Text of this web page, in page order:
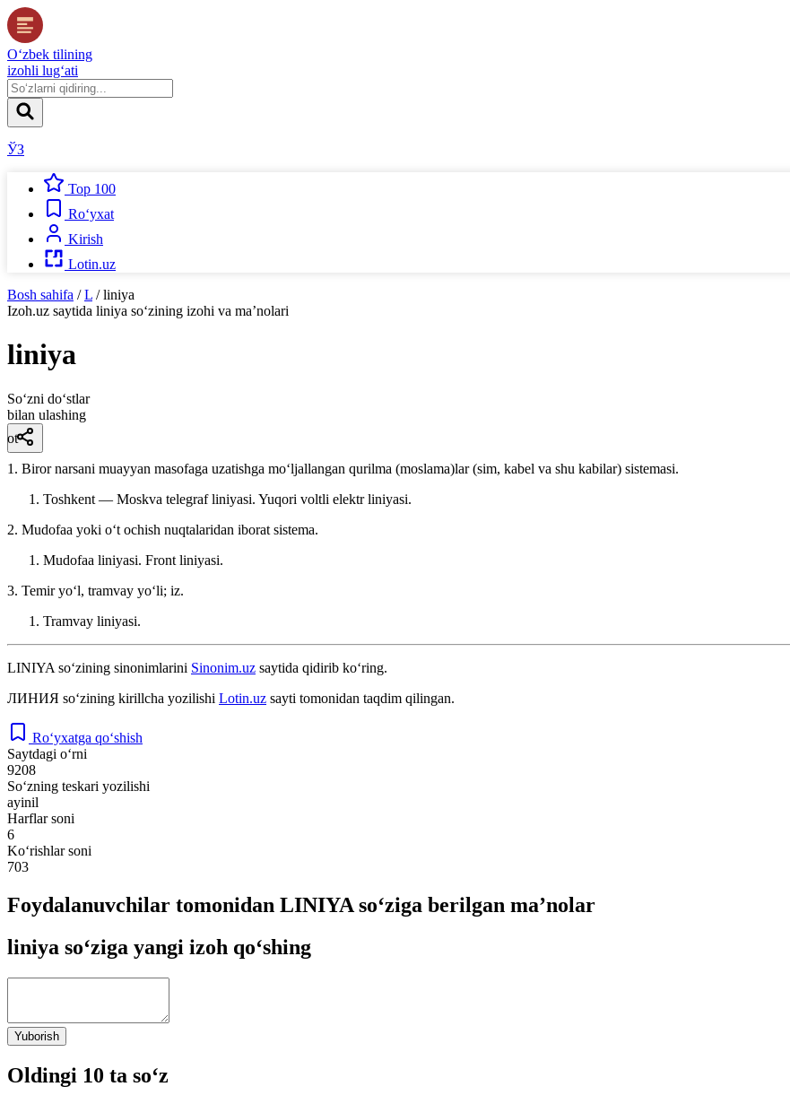
O‘zbek tilining
izohli lug‘ati
ЎЗ
Top 100
Ro‘yxat
Kirish
Lotin.uz
Bosh sahifa / L / liniya
Izoh.uz saytida liniya so‘zining izohi va ma’nolari
liniya
So‘zni do‘stlar
bilan ulashing
ot
1. Biror narsani muayyan masofaga uzatishga moʻljallangan qurilma (moslama)lar (sim, kabel va shu kabilar) sistemasi.
Toshkent — Moskva telegraf liniyasi. Yuqori voltli elektr liniyasi.
2. Mudofaa yoki oʻt ochish nuqtalaridan iborat sistema.
Mudofaa liniyasi. Front liniyasi.
3. Temir yoʻl, tramvay yoʻli; iz.
Tramvay liniyasi.
LINIYA so‘zining sinonimlarini Sinonim.uz saytida qidirib ko‘ring.
ЛИНИЯ so‘zining kirillcha yozilishi Lotin.uz sayti tomonidan taqdim qilingan.
Ro‘yxatga qo‘shish
Saytdagi o‘rni
9208
So‘zning teskari yozilishi
ayinil
Harflar soni
6
Ko‘rishlar soni
703
Foydalanuvchilar tomonidan LINIYA so‘ziga berilgan ma’nolar
liniya so‘ziga yangi izoh qo‘shing
Yuborish
Oldingi 10 ta so‘z